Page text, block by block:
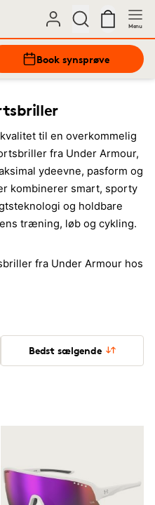
Menu
Book synsprøve
til en overkommelig
fra Under Armour,
ydeevne, pasform og
kombinerer smart, sporty
og holdbare
træning, løb og cykling.
fra Under Armour hos
Bedst sælgende